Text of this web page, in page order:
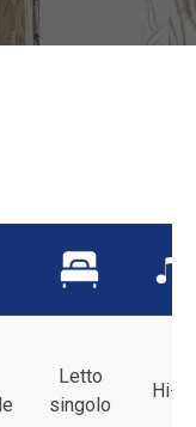
Letto
singolo
Hi-fi